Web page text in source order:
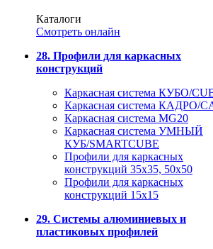
Каталоги
Смотреть онлайн
28. Профили для каркасных
конструкций
Каркасная система КУБО/
Каркасная система КАДРО/
Каркасная система MG20
Каркасная система УМНЫЙ
КУБ/SMARTCUBE
Профили для каркасных
конструкций 35x35, 50x50
Профили для каркасных
конструкций 15х15
29. Системы алюминиевых и
пластиковых профилей